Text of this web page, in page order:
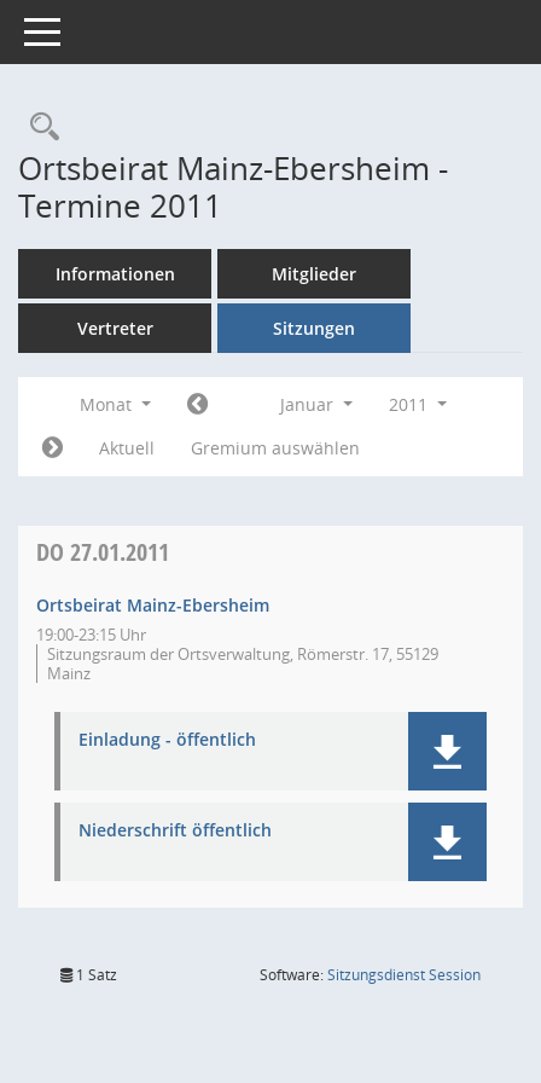
Toggle navigation
Rechercheauswahl
Ortsbeirat Mainz-Ebersheim -
Termine 2011
Informationen Mitglieder
Vertreter Sitzungen
Monat Januar
2011
Aktuell
Gremium auswählen
DO 27.01.2011
Ortsbeirat Mainz-Ebersheim
19:00-23:15 Uhr
Sitzungsraum der Ortsverwaltung, Römerstr. 17, 55129
Mainz
Einladung - öffentlich
Niederschrift öffentlich
1 Satz Software:SitzungsdienstSession(Wird in